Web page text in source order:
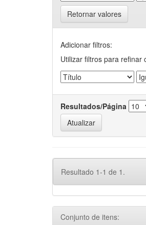
Retornar valores
Adicionar filtros:
Utilizar filtros para refinar
Resultados/Página
Resultado 1-1 de 1.
Conjunto de itens: